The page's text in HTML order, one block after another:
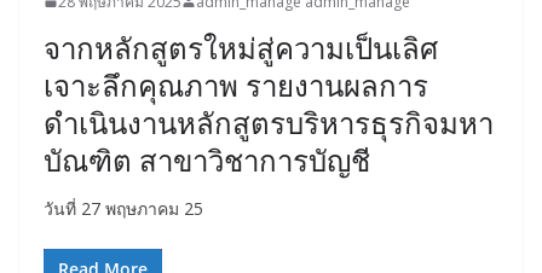
จากหลักสูตรใหม่สู่ความเป็นเลิศ
เจาะลึกคุณภาพ รายงานผลการ
ดำเนินงานหลักสูตรบริหารธุรกิจมหา
บัณฑิต สาขาวิชาการบัญชี
วันที่ 27 พฤษภาคม 25